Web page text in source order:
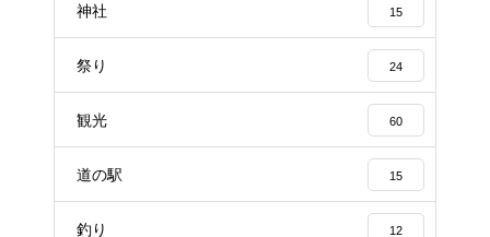
神社 15
祭り 24
観光 60
道の駅 15
釣り 12